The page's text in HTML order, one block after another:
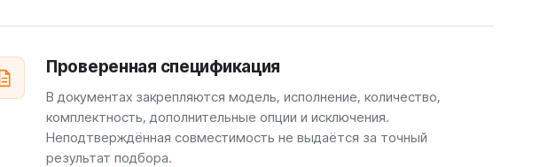
Проверенная спецификация
В документах закрепляются модель, исполнение, количество,
комплектность, дополнительные опции и исключения.
Неподтверждённая совместимость не выдаётся за точный
результат подбора.